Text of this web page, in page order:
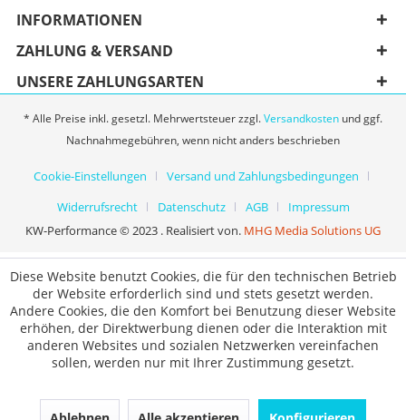
INFORMATIONEN
ZAHLUNG & VERSAND
UNSERE ZAHLUNGSARTEN
* Alle Preise inkl. gesetzl. Mehrwertsteuer zzgl.Versandkosten und ggf.
Nachnahmegebühren, wenn nicht anders beschrieben
Cookie-Einstellungen
Versand und Zahlungsbedingungen
Widerrufsrecht
Datenschutz AGB
Impressum
KW-Performance © 2023 . Realisiert von. MHG Media Solutions UG
Diese Website benutzt Cookies, die für den technischen Betrieb
der Website erforderlich sind und stets gesetzt werden.
Andere Cookies, die den Komfort bei Benutzung dieser Website
erhöhen, der Direktwerbung dienen oder die Interaktion mit
anderen Websites und sozialen Netzwerken vereinfachen
sollen, werden nur mit Ihrer Zustimmung gesetzt.